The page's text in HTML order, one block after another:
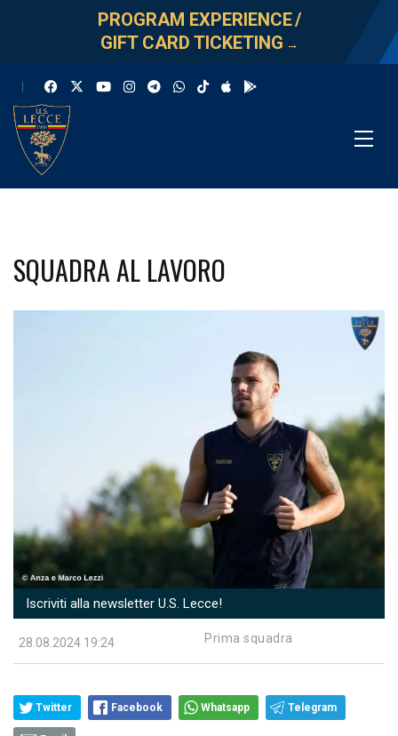
PROGRAM EXPERIENCE/
GIFT CARD TICKETING →
SQUADRA AL LAVORO
Iscriviti alla newsletter U.S. Lecce!
28.08.2024 19:24 Prima squadra
Twitter Facebook Whatsapp Telegram